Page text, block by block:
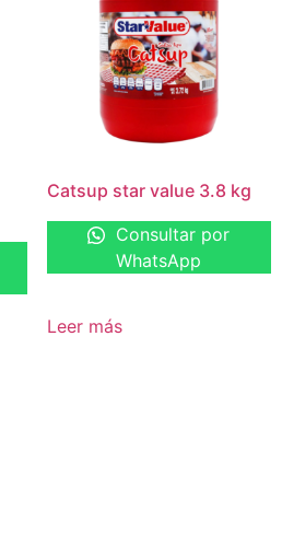
Catsup star value 3.8 kg
Consultar por
WhatsApp
Leer más